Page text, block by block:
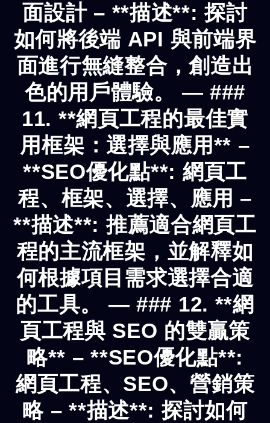
面設計 – **描述**: 探討
如何將後端 API 與前端界
面進行無縫整合，創造出
色的用戶體驗。 — ###
11. **網頁工程的最佳實
用框架：選擇與應用** –
**SEO優化點**: 網頁工
程、框架、選擇、應用 –
**描述**: 推薦適合網頁工
程的主流框架，並解釋如
何根據項目需求選擇合適
的工具。 — ### 12. **網
頁工程與 SEO 的雙贏策
略** – **SEO優化點**:
網頁工程、SEO、營銷策
略 – **描述**: 探討如何